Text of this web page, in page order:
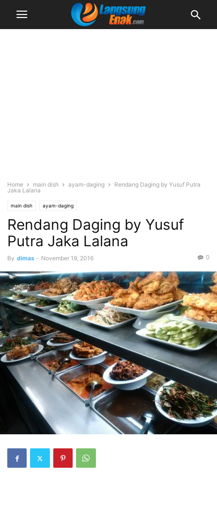
Home main dish ayam-daging
Rendang Daging by Yusuf Putra
Jaka Lalana
main dish ayam-daging
Rendang Daging by Yusuf
Putra Jaka Lalana
By dimas - November 19, 2016 0